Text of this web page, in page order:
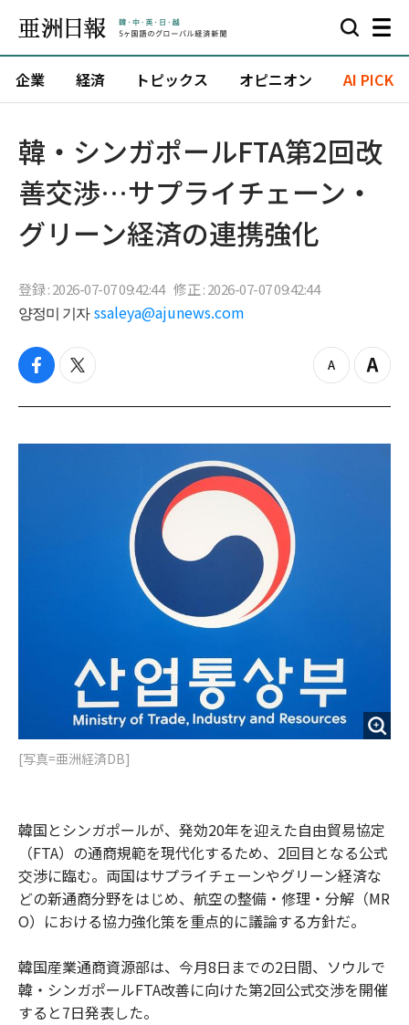
企業 経済 トピックス オピニオン AI PICK
韓・シンガポールFTA第2回改
善交渉…サプライチェーン・
グリーン経済の連携強化
登録 : 2026-07-07 09:42:44 修正 : 2026-07-07 09:42:44
양정미 기자 ssaleya@ajunews.com
f
c
b
t
i
t
z
o
o
Z
o
i
[写真=亜洲経済DB]
韓国とシンガポールが、発効20年を迎えた自由貿易協定
（FTA）の通商規範を現代化するため、2回目となる公式
交渉に臨む。両国はサプライチェーンやグリーン経済な
どの新通商分野をはじめ、航空の整備・修理・分解（MR
O）における協力強化策を重点的に議論する方針だ。
韓国産業通商資源部は、今月8日までの2日間、ソウルで
韓・シンガポールFTA改善に向けた第2回公式交渉を開催
すると7日発表した。